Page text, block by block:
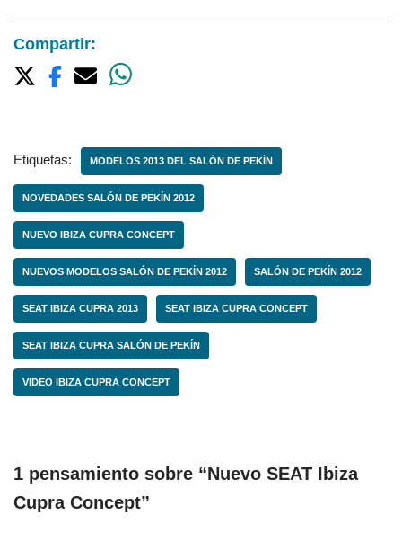
Compartir:
Etiquetas: MODELOS 2013 DEL SALÓN DE PEKÍN
NOVEDADES SALÓN DE PEKÍN 2012
NUEVO IBIZA CUPRA CONCEPT
NUEVOS MODELOS SALÓN DE PEKÍN 2012 SALÓN DE PEKÍN 2012
SEAT IBIZA CUPRA 2013 SEAT IBIZA CUPRA CONCEPT
SEAT IBIZA CUPRA SALÓN DE PEKÍN
VIDEO IBIZA CUPRA CONCEPT
1 pensamiento sobre “Nuevo SEAT Ibiza
Cupra Concept”